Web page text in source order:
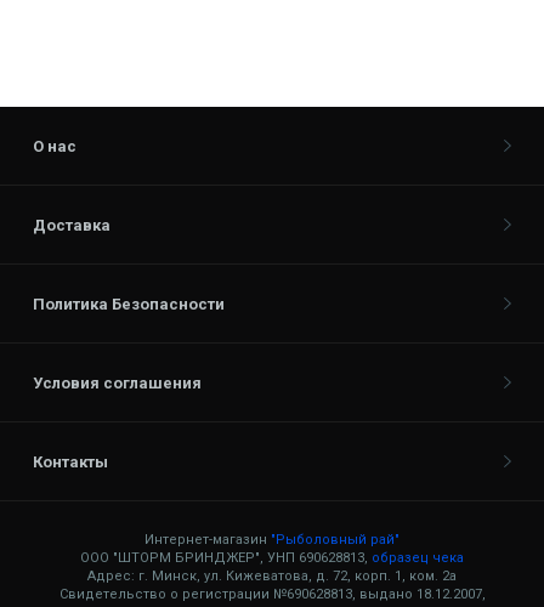
О нас
Доставка
Политика Безопасности
Условия соглашения
Контакты
Интернет-магазин "Рыболовный рай"
ООО "ШТОРМ БРИНДЖЕР", УНП 690628813, образец чека
Адрес: г. Минск, ул. Кижеватова, д. 72, корп. 1, ком. 2а
Свидетельство о регистрации №690628813, выдано 18.12.2007,